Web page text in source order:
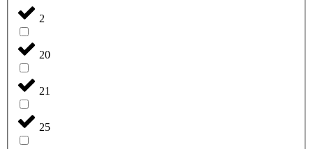
2
20
21
25